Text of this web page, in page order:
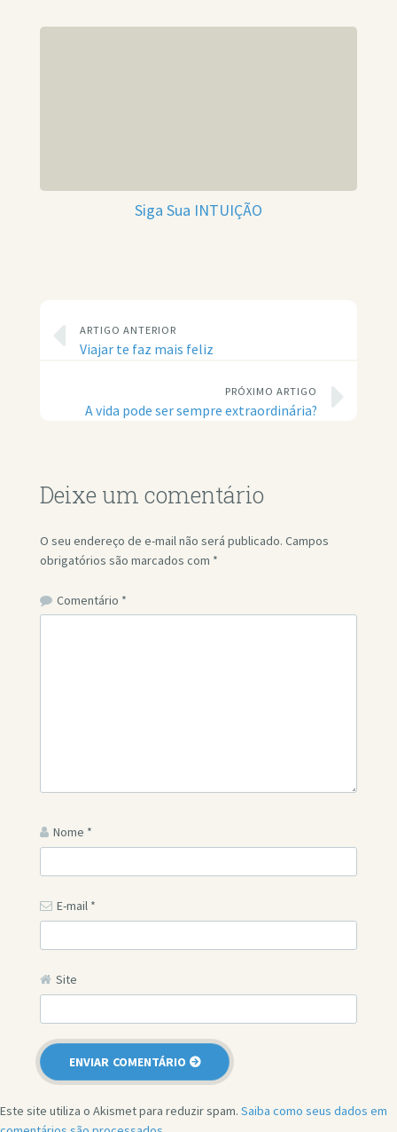
Siga Sua INTUIÇÃO
ARTIGO ANTERIOR
Viajar te faz mais feliz
PRÓXIMO ARTIGO
A vida pode ser sempre extraordinária?
Deixe um comentário
O seu endereço de e-mail não será publicado. Campos
obrigatórios são marcados com *
Comentário *
Nome *
E-mail *
Site
Este site utiliza o Akismet para reduzir spam. Saiba como seus dados em